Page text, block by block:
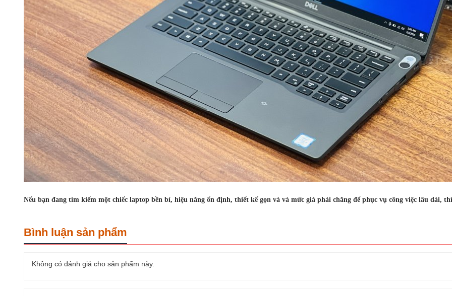
Nếu bạn đang tìm kiếm một chiếc laptop bền bỉ, hiệu năng ổn định, thiết kế gọn và và mức giá phải chăng để phục vụ công việc lâu dài,
Bình luận sản phẩm
Không có đánh giá cho sản phẩm này.